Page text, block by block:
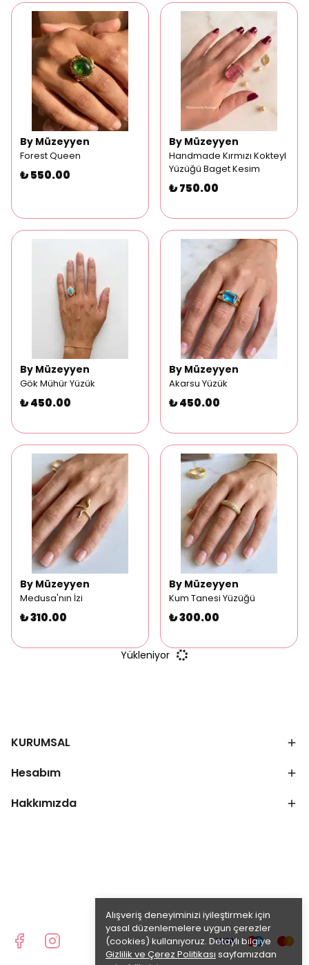
Alışveriş deneyiminizi iyileştirmek için
yasal düzenlemelere uygun çerezler
(cookies) kullanıyoruz. Detaylı bilgiye
Gizlilik ve Çerez Politikası sayfamızdan
By Müzeyyen
Forest Queen
₺ 550.00
By Müzeyyen
Handmade Kırmızı Kokteyl
Yüzüğü Baget Kesim
₺ 750.00
By Müzeyyen
Gök Mühür Yüzük
₺ 450.00
By Müzeyyen
Akarsu Yüzük
₺ 450.00
By Müzeyyen
Medusa'nın İzi
₺ 310.00
By Müzeyyen
Kum Tanesi Yüzüğü
₺ 300.00
Yükleniyor
KURUMSAL
Hesabım
Hakkımızda